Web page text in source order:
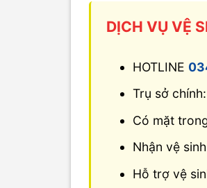
DỊCH VỤ VỆ
HOTLINE
Trụ sở
Có mặt
Nhận vệ
Hỗ trợ vệ